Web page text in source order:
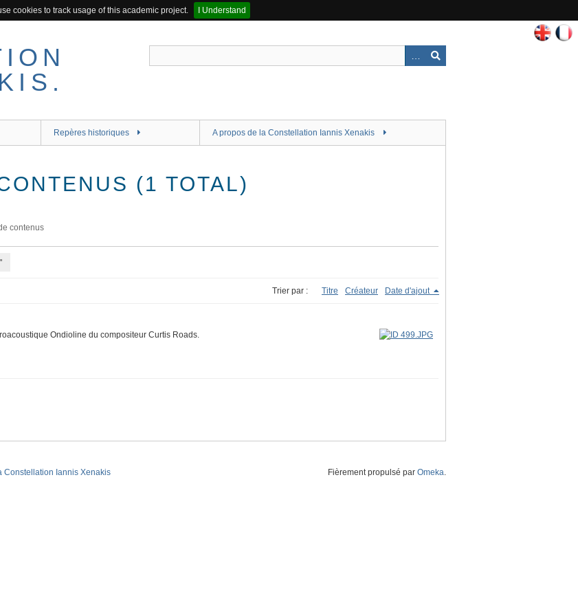
cookies to track usage of this academic project.
I Understand
Repères historiques A propos de la Constellation Iannis Xenakis
(1 TOTAL)
contenus
Trier par : Titre Créateur Date d'ajout
Ondioline du compositeur Curtis Roads.
Constellation Iannis Xenakis Fièrement propulsé par Omeka.